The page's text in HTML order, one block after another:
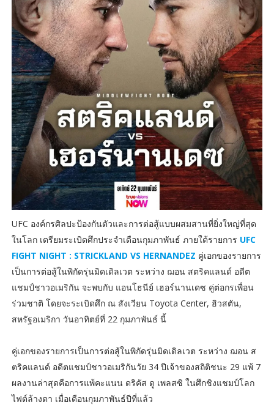
UFC องค์กรศิลปะป้องกันตัวและการต่อสู้แบบผสมสานที่ยิ่งใหญ่ที่สุด
ในโลก เตรียมระเบิดศึกประจำเดือนกุมภาพันธ์ ภายใต้รายการ UFC
FIGHT NIGHT : STRICKLAND VS HERNANDEZ คู่เอกของรายการ
เป็นการต่อสู้ในพิกัดรุ่นมิดเดิลเวต ระหว่าง ฌอน สตริคแลนด์ อดีต
แชมป์ชาวอเมริกัน จะพบกับ แอนโธนีย์ เฮอร์นานเดซ คู่ต่อกรเพื่อน
ร่วมชาติ โดยจะระเบิดศึก ณ สังเวียน Toyota Center, ฮิวสตัน,
สหรัฐอเมริกา วันอาทิตย์ที่ 22 กุมภาพันธ์ นี้
คู่เอกของรายการเป็นการต่อสู้ในพิกัดรุ่นมิดเดิลเวต ระหว่าง ฌอน ส
ตริคแลนด์ อดีตแชมป์ชาวอเมริกันวัย 34 ปีเจ้าของสถิติชนะ 29 แพ้ 7
ผลงานล่าสุดคือการแพ้คะแนน ดริคัส ดู เพลสซิ ในศึกชิงแชมป์โลก
ไฟต์ล้างตา เมื่อเดือนกุมภาพันธ์ปีที่แล้ว